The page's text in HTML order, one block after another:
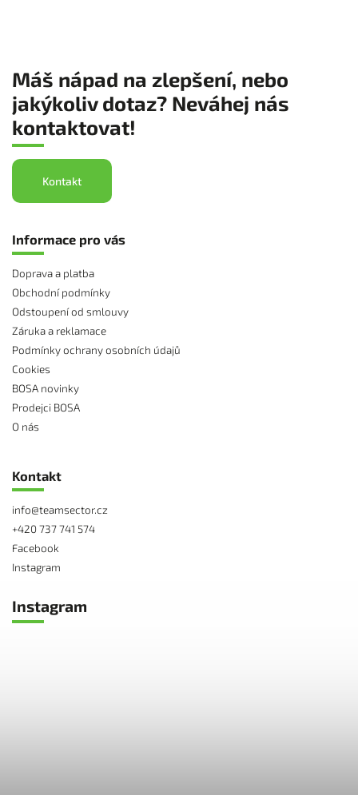
Máš nápad na zlepšení, nebo
jakýkoliv dotaz? Neváhej nás
kontaktovat!
Kontakt
Informace pro vás
Doprava a platba
Obchodní podmínky
Odstoupení od smlouvy
Záruka a reklamace
Podmínky ochrany osobních údajů
Cookies
BOSA novinky
Prodejci BOSA
O nás
Kontakt
info@teamsector.cz
+420 737 741 574
Facebook
Instagram
Instagram